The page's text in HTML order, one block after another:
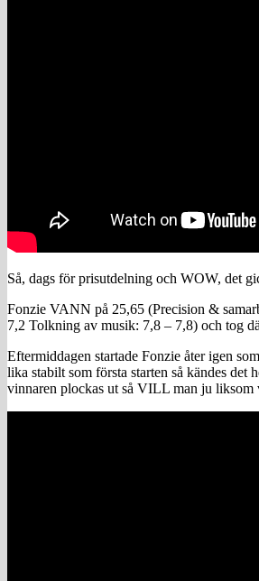
Så, dags för prisutdelning och WOW, det
Fonzie VANN på 25,65 (Precision &
7,2 Tolkning av musik: 7,8 – 7,8) och tog
Eftermiddagen startade Fonzie åter igen
lika stabilt som första starten så kändes
vinnaren plockas ut så VILL man ju liksom